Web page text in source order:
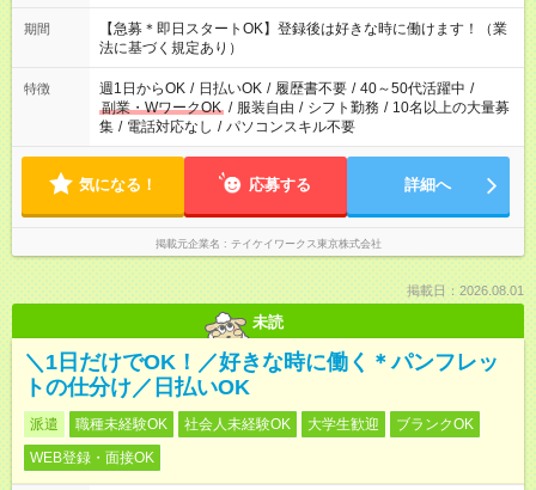
期間
【急募＊即日スタートOK】登録後は好きな時に働けます！（業
法に基づく規定あり）
特徴 週1日からOK / 日払いOK / 履歴書不要 / 40～50代活躍中 /
副業・WワークOK / 服装自由 / シフト勤務 / 10名以上の大量募
集 / 電話対応なし / パソコンスキル不要
気になる！ 応募する 詳細へ
掲載元企業名 テイケイワークス東京株式会社
掲載日：2026.08.01
未読
＼1日だけでOK！／好きな時に働く＊パンフレッ
トの仕分け／日払いOK
派遣 職種未経験OK 社会人未経験OK 大学生歓迎
ブランクOK
WEB登録・面接OK